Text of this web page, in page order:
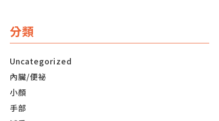
分類
Uncategorized
內臟/便祕
小顏
手部